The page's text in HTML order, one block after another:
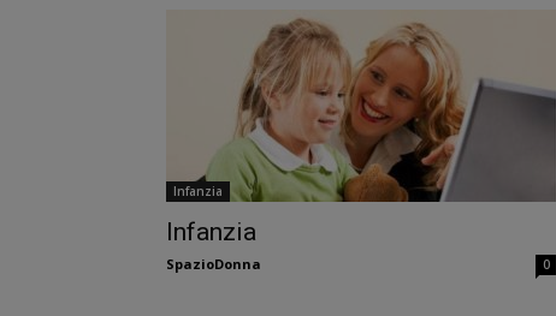
Infanzia
Infanzia
SpazioDonna 0